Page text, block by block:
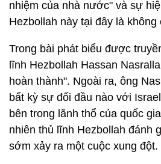
nhiệm của nhà nước" và sự
Hezbollah này tại đây là không
Trong bài phát biểu được
lĩnh Hezbollah Hassan
hoàn thành". Ngoài ra, ông
bất kỳ sự đối đầu nào với
bên trong lãnh thổ của quốc
nhiên thủ lĩnh Hezbollah đánh
sớm xảy ra một cuộc xung đột.